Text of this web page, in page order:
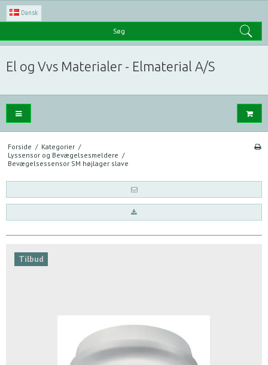
Dansk
Søg
El og Vvs Materialer - Elmaterial A/S
Forside / Kategorier /
Lyssensor og Bevægelsesmeldere /
Bevægelsessensor SM højlager slave
Tilbud